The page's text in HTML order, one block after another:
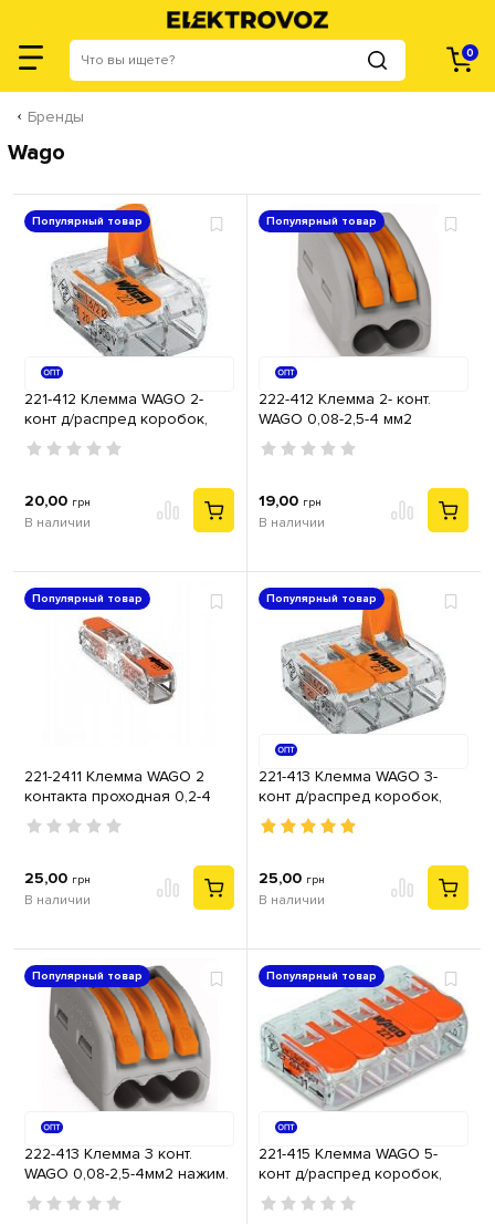
0
Бренды
Wago
Популярный товар
221-412 Клемма WAGO 2-
конт д/распред коробок,
подключ. люстр, светильн,
0,2-4 мм2, прозрачная
20,00 грн
В наличии
Популярный товар
222-412 Клемма 2- конт.
WAGO 0,08-2,5-4 мм2
нажимной рычаг 32А
19,00 грн
В наличии
Популярный товар
221-2411 Клемма WAGO 2
контакта проходная 0,2-4
мм2 самозажимная
прозрачная (32А)
25,00 грн
В наличии
Популярный товар
221-413 Клемма WAGO 3-
конт д/распред коробок,
подключ. люстр, светильн,
0,2-4 мм2, прозрачная
25,00 грн
В наличии
Популярный товар
222-413 Клемма 3 конт.
WAGO 0,08-2,5-4мм2 нажим.
рычаг 32А
Популярный товар
221-415 Клемма WAGO 5-
конт д/распред коробок,
подключ. люстр, светильн,
0,2-4 мм2, прозрачная